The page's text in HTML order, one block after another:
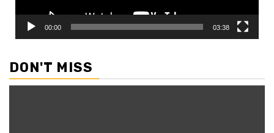
00:00 03:38
DON'T MISS